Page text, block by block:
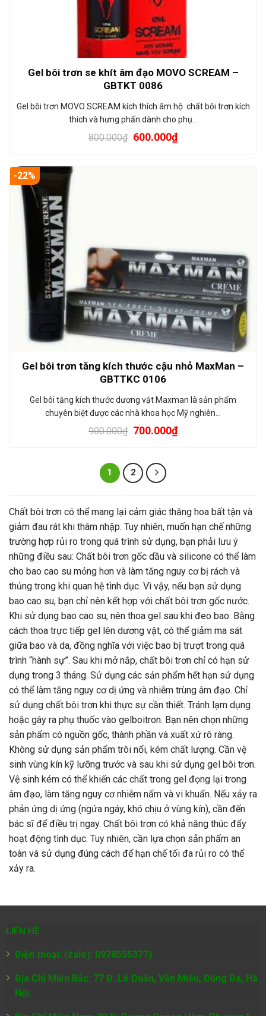
Gel bôi trơn se khít âm đạo MOVO SCREAM –
GBTKT 0086
Gel bôi trơn MOVO SCREAM kích thích âm hộ chất bôi trơn kích
thích và hưng phấn dành cho phụ…
800.000₫ 600.000₫
-22%
Gel bôi trơn tăng kích thước cậu nhỏ MaxMan –
GBTTKC 0106
Gel bôi tăng kích thước dương vật Maxman là sản phẩm
chuyên biệt được các nhà khoa học Mỹ nghiên…
900.000₫ 700.000₫
1 2
Chất bôi trơn có thể mang lại cảm giác thăng hoa bất tận và
giảm đau rát khi thâm nhập. Tuy nhiên, muốn hạn chế những
trường hợp rủi ro trong quá trình sử dụng, bạn phải lưu ý
những điều sau: Chất bôi trơn gốc dầu và silicone có thể làm
cho bao cao su mỏng hơn và làm tăng nguy cơ bị rách và
thủng trong khi quan hệ tình dục. Vì vậy, nếu bạn sử dụng
bao cao su, bạn chỉ nên kết hợp với chất bôi trơn gốc nước.
Khi sử dụng bao cao su, nên thoa gel sau khi đeo bao. Bằng
cách thoa trực tiếp gel lên dương vật, có thể giảm ma sát
giữa bao và da, đồng nghĩa với việc bao bị trượt trong quá
trình “hành sự”. Sau khi mở nắp, chất bôi trơn chỉ có hạn sử
dụng trong 3 tháng. Sử dụng các sản phẩm hết hạn sử dụng
có thể làm tăng nguy cơ dị ứng và nhiễm trùng âm đạo. Chỉ
sử dụng chất bôi trơn khi thực sự cần thiết. Tránh lạm dụng
hoặc gây ra phụ thuốc vào gelboitron. Bạn nên chọn những
sản phẩm có nguồn gốc, thành phần và xuất xứ rõ ràng.
Không sử dụng sản phẩm trôi nổi, kém chất lượng. Cần vệ
sinh vùng kín kỹ lưỡng trước và sau khi sử dụng gel bôi trơn.
Vệ sinh kém có thể khiến các chất trong gel đọng lại trong
âm đạo, làm tăng nguy cơ nhiễm nấm và vi khuẩn. Nếu xảy ra
phản ứng dị ứng (ngứa ngáy, khó chịu ở vùng kín), cần đến
bác sĩ để điều trị ngay. Chất bôi trơn có khả năng thúc đẩy
hoạt động tình dục. Tuy nhiên, cần lựa chọn sản phẩm an
toàn và sử dụng đúng cách để hạn chế tối đa rủi ro có thể
xảy ra.
LIÊN HỆ
Điện thoại: (zalo): 0978555377)
Địa Chỉ Miền Bắc: 77 Đ. Lê Duẩn, Văn Miếu, Đống Đa, Hà
Nội.